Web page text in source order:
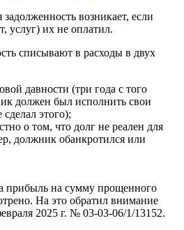
возникает, если
услуг) их не оплатил.
списывают в расходы в двух
давности (три года с того
должен был исполнить свои
сделал этого);
о том, что долг не реален для
должник обанкротился или
прибыль на сумму прощенного
На это обратил внимание
2025 г. № 03-03-06/1/13152.